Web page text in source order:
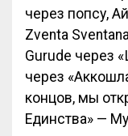
через попсу,
Zventa
Gurude через
через
концов, мы
Единства» —